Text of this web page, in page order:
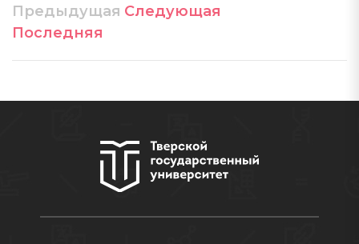
Предыдущая Следующая
Последняя